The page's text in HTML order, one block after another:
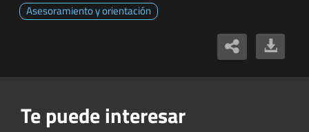
Asesoramiento y orientación
Te puede interesar